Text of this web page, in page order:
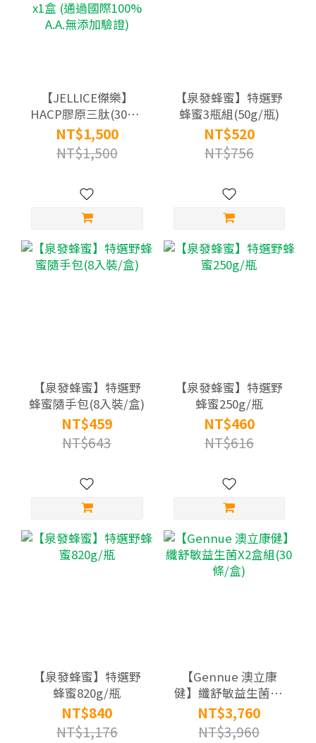
【JELLICE傑樂】
HACP膠原三肽(30條/
盒) 定序三胜肽 膠原
蛋白粉x1盒 (通過國際
100% A.A.無添加驗證)
NT$1,500
NT$1,500
【泉發蜂蜜】特選野
蜂蜜3瓶組(50g/瓶)
NT$520
NT$756
【泉發蜂蜜】特選野
蜂蜜隨手包(8入裝/盒)
NT$459
NT$643
【泉發蜂蜜】特選野
蜂蜜250g/瓶
NT$460
NT$616
【泉發蜂蜜】特選野
蜂蜜820g/瓶
NT$840
NT$1,176
【Gennue 澳立康
健】纖舒敏益生菌X2
盒組(30條/盒)
NT$3,760
NT$3,960